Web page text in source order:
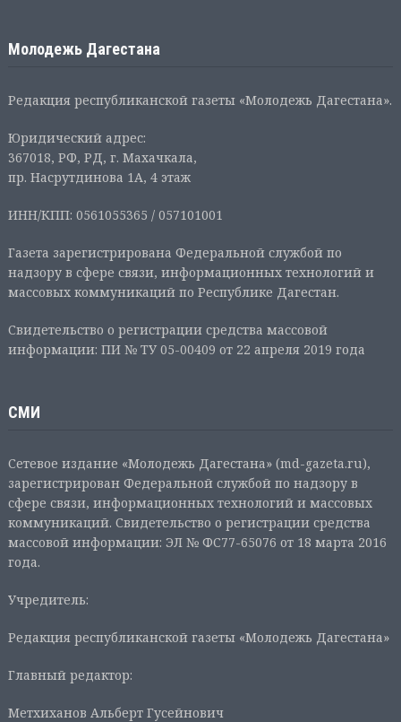
Молодежь Дагестана
Редакция республиканской газеты «Молодежь Дагестана».
Юридический адрес:
367018, РФ, РД, г. Махачкала,
пр. Насрутдинова 1А, 4 этаж
ИНН/КПП: 0561055365 / 057101001
Газета зарегистрирована Федеральной службой по
надзору в сфере связи, информационных технологий и
массовых коммуникаций по Республике Дагестан.
Свидетельство о регистрации средства массовой
информации: ПИ № ТУ 05-00409 от 22 апреля 2019 года
СМИ
Сетевое издание «Молодежь Дагестана» (md-gazeta.ru),
зарегистрирован Федеральной службой по надзору в
сфере связи, информационных технологий и массовых
коммуникаций. Свидетельство о регистрации средства
массовой информации: ЭЛ № ФС77-65076 от 18 марта 2016
года.
Учредитель:
Редакция республиканской газеты «Молодежь Дагестана»
Главный редактор:
Метхиханов Альберт Гусейнович